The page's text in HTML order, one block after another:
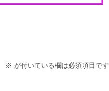
※ が付いている欄は必須項目です